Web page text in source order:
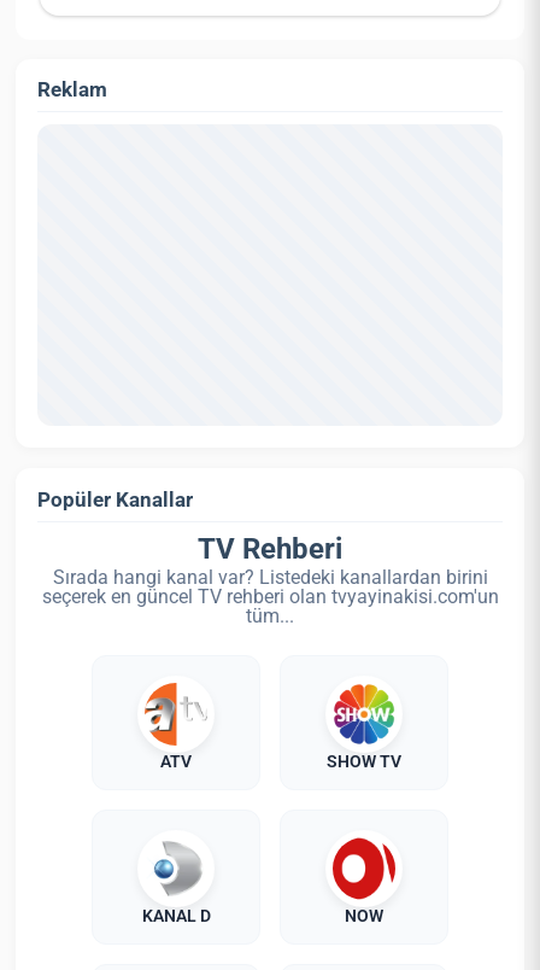
Reklam
Popüler Kanallar
TV Rehberi
Sırada hangi kanal var? Listedeki kanallardan birini
seçerek en güncel TV rehberi olan tvyayinakisi.com'un
tüm...
ATV SHOW TV
KANAL D NOW